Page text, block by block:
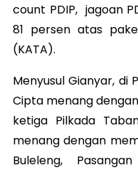
count PDIP, jagoan
81 persen atas
(KATA).
Menyusul Gianyar, di
Cipta menang
ketiga Pilkada
menang dengan
Buleleng,